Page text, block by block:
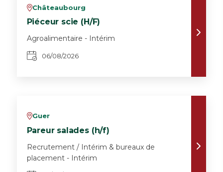
vChâteaubourg
Piéceur scie (H/F)
Agroalimentaire - Intérim
06/08/2026
vGuer
Pareur salades (h/f)
Recrutement / Intérim & bureaux de
placement - Intérim